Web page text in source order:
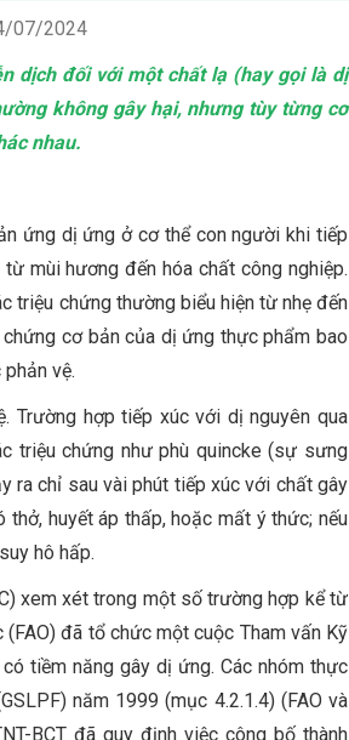
07/2024
dịch đối với một chất lạ (hay gọi là dị
không gây hại, nhưng tùy từng cơ
nhau.
ứng dị ứng ở cơ thể con người khi tiếp
mùi hương đến hóa chất công nghiệp.
triệu chứng thường biểu hiện từ nhẹ đến
cơ bản của dị ứng thực phẩm bao
vệ.
Trường hợp tiếp xúc với dị nguyên qua
triệu chứng như phù quincke (sự sưng
ra chỉ sau vài phút tiếp xúc với chất gây
huyết áp thấp, hoặc mất ý thức; nếu
hô hấp.
xem xét trong một số trường hợp kể từ
đã tổ chức một cuộc Tham vấn Kỹ
tiềm năng gây dị ứng. Các nhóm thực
năm 1999 (mục 4.2.1.4) (FAO và
BCT đã quy định việc công bố thành